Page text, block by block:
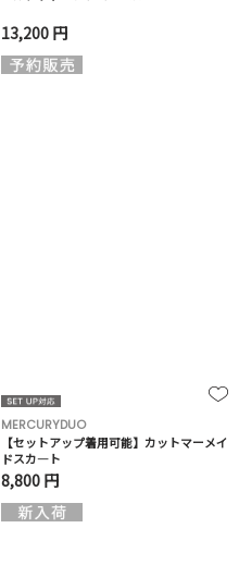
13,200 円
MERCURYDUO
【セットアップ着用可能】カットマーメイ
ドスカ―ト
8,800 円